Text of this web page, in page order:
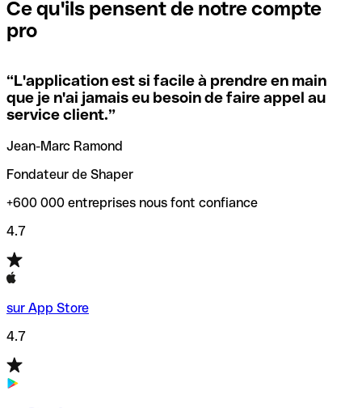
signifie que vous avez le code de l'une des succursales
locales.
Si vous n'êtes pas sûr du code SWIFT que vous devriez
utiliser, nous avons développé un outil de recherche de
codes SWIFT par nom de banque.
vérification/recherche de codes SWIFT. Ainsi, vous pouvez
trouver et vérifier vos codes SWIFT avant de réaliser vos
transferts d’argent.
Ce qu'ils pensent de notre compte
pro
“L'application est si facile à prendre en main
que je n'ai jamais eu besoin de faire appel au
service client.”
Jean-Marc Ramond
Fondateur de Shaper
+600 000 entreprises nous font confiance
4.7
sur App Store
4.7